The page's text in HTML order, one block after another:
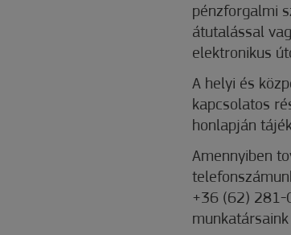
pénzforgalmi
átutalással
elektronikus
A helyi és
kapcsolatos
honlapján
Amennyiben
+36 (62) 281-